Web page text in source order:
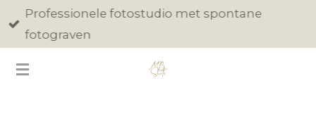
Ga
direct
de
Professionele fotostudio met spontane
fotograven